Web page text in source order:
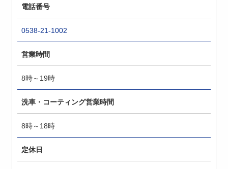
電話番号
0538-21-1002
営業時間
8時～19時
洗車・コーティング営業時間
8時～18時
定休日